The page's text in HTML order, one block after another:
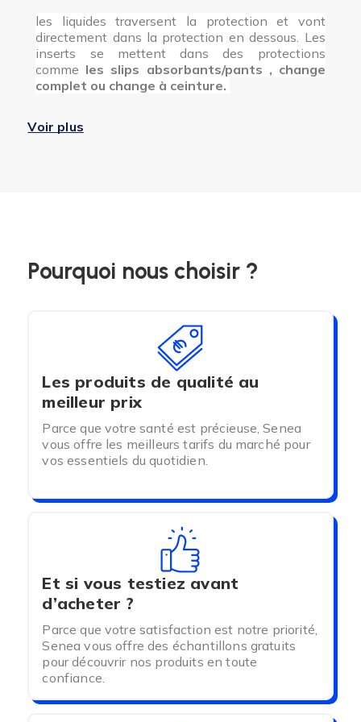
les liquides traversent la protection et vont
directement dans la protection en dessous. Les
inserts se mettent dans des protections
comme les slips absorbants/pants , change
complet ou change à ceinture.
Les liquides ne traversent pas, ils sont
directement absorbés par la protection. Il vous
suffit de la retirer le protection lorsque celle-ci
est remplie.
Pour répondre à tous les besoins la marque iD
Ontex à développer plusieurs types de
protections droites avec des niveaux
d'absorption différents.
De même, les protections sont disponibles en
Voir plus
Pourquoi nous choisir ?
Les produits de qualité au
meilleur prix
Parce que votre santé est précieuse, Senea
vous offre les meilleurs tarifs du marché pour
vos essentiels du quotidien.
Et si vous testiez avant
d’acheter ?
Parce que votre satisfaction est notre priorité,
Senea vous offre des échantillons gratuits
pour découvrir nos produits en toute
confiance.